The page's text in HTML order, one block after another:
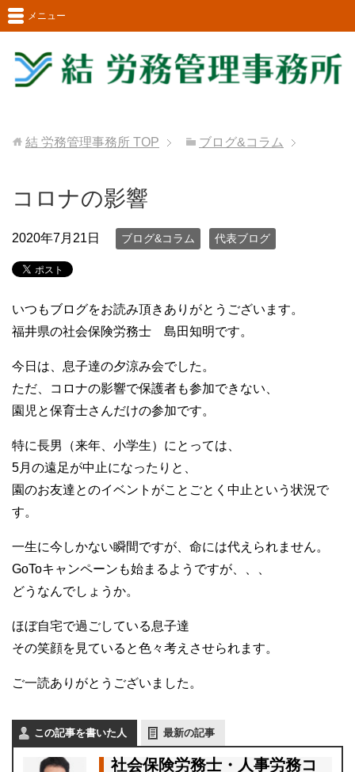
メニュー
結 労務管理事務所 TOP ブログ&コラム
コロナの影響
2020年7月21日 ブログ&コラム 代表ブログ
いつもブログをお読み頂きありがとうございます。
福井県の社会保険労務士 島田知明です。
今日は、息子達の夕涼み会でした。
ただ、コロナの影響で保護者も参加できない、
園児と保育士さんだけの参加です。
特に長男（来年、小学生）にとっては、
5月の遠足が中止になったりと、
園のお友達とのイベントがことごとく中止という状況で
す。
一生に今しかない瞬間ですが、命には代えられません。
GoToキャンペーンも始まるようですが、、、
どうなんでしょうか。
ほぼ自宅で過ごしている息子達
その笑顔を見ていると色々考えさせられます。
ご一読ありがとうございました。
この記事を書いた人 最新の記事
社会保険労務士・人事労務コ